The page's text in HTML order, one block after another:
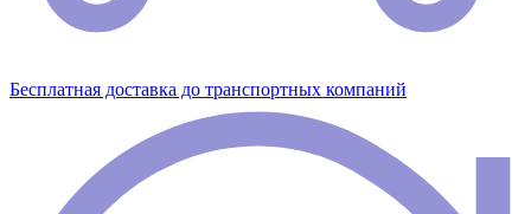
Бесплатная доставка до транспортных компаний